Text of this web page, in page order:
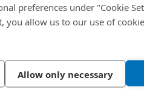
preferences under "Cookie
you allow us to our use of
Allow only necessary
BN 56053